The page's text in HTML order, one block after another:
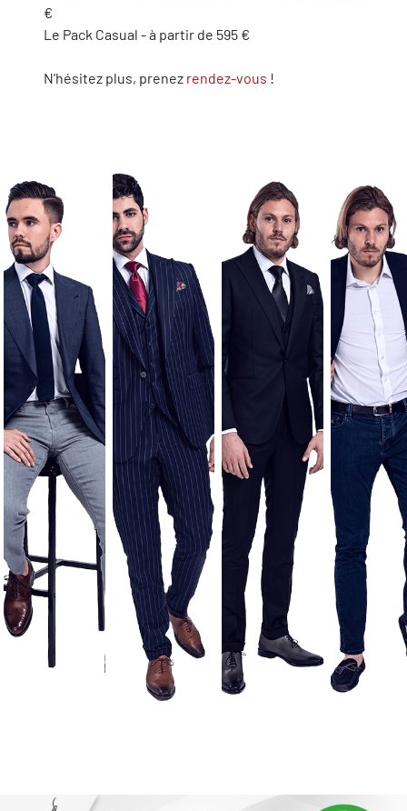
€
Le Pack Casual - à partir de 595 €
N'hésitez plus, prenez rendez-vous !